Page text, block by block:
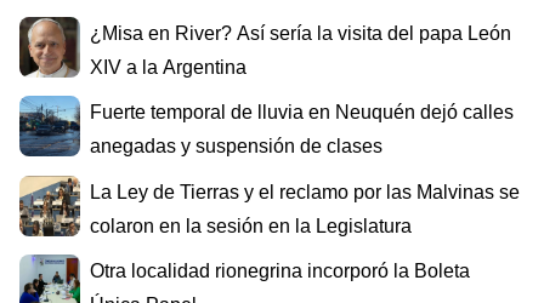
¿Misa en River? Así sería la visita del papa León
XIV a la Argentina
Fuerte temporal de lluvia en Neuquén dejó calles
anegadas y suspensión de clases
La Ley de Tierras y el reclamo por las Malvinas se
colaron en la sesión en la Legislatura
Otra localidad rionegrina incorporó la Boleta